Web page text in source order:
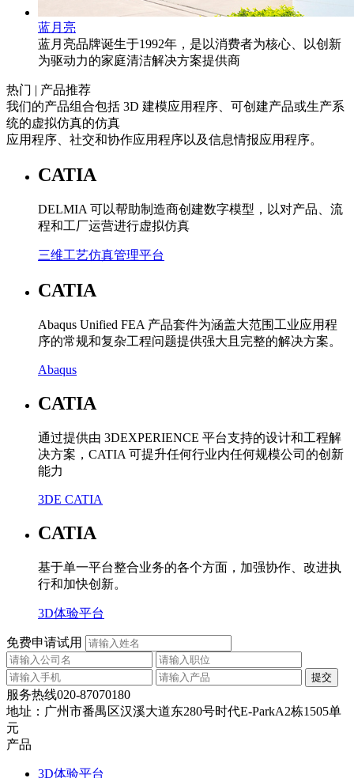
蓝月亮
蓝月亮品牌诞生于1992年，是以消费者为核心、以创新
为驱动力的家庭清洁解决方案提供商
热门 | 产品推荐
我们的产品组合包括 3D 建模应用程序、可创建产品或生产系
统的虚拟仿真的仿真
应用程序、社交和协作应用程序以及信息情报应用程序。
CATIA
DELMIA 可以帮助制造商创建数字模型，以对产品、流
程和工厂运营进行虚拟仿真
三维工艺仿真管理平台
CATIA
Abaqus Unified FEA 产品套件为涵盖大范围工业应用程
序的常规和复杂工程问题提供强大且完整的解决方案。
Abaqus
CATIA
通过提供由 3DEXPERIENCE 平台支持的设计和工程解
决方案，CATIA 可提升任何行业内任何规模公司的创新
能力
3DE CATIA
CATIA
基于单一平台整合业务的各个方面，加强协作、改进执
行和加快创新。
3D体验平台
免费申请试用
服务热线020-87070180
地址： 广州市番禺区汉溪大道东280号时代E-ParkA2栋1505单
元
产品
3D体验平台